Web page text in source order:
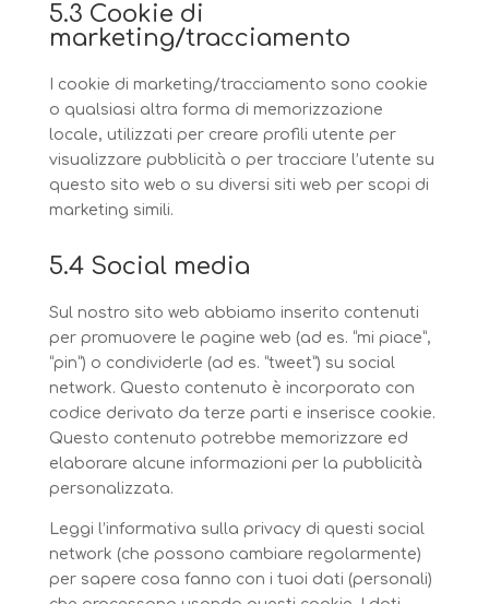
5.3 Cookie di
marketing/tracciamento
I cookie di marketing/tracciamento sono cookie
o qualsiasi altra forma di memorizzazione
locale, utilizzati per creare profili utente per
visualizzare pubblicità o per tracciare l’utente su
questo sito web o su diversi siti web per scopi di
marketing simili.
5.4 Social media
Sul nostro sito web abbiamo inserito contenuti
per promuovere le pagine web (ad es. “mi piace”,
“pin”) o condividerle (ad es. “tweet”) su social
network. Questo contenuto è incorporato con
codice derivato da terze parti e inserisce cookie.
Questo contenuto potrebbe memorizzare ed
elaborare alcune informazioni per la pubblicità
personalizzata.
Leggi l’informativa sulla privacy di questi social
network (che possono cambiare regolarmente)
per sapere cosa fanno con i tuoi dati (personali)